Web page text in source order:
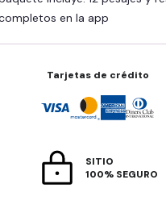
en la app
Tarjetas de crédito
SITIO
100% SEGURO